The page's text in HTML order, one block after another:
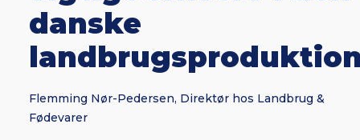
danske
Flemming Nør-Pedersen, Direktør hos Landbrug &
Fødevarer